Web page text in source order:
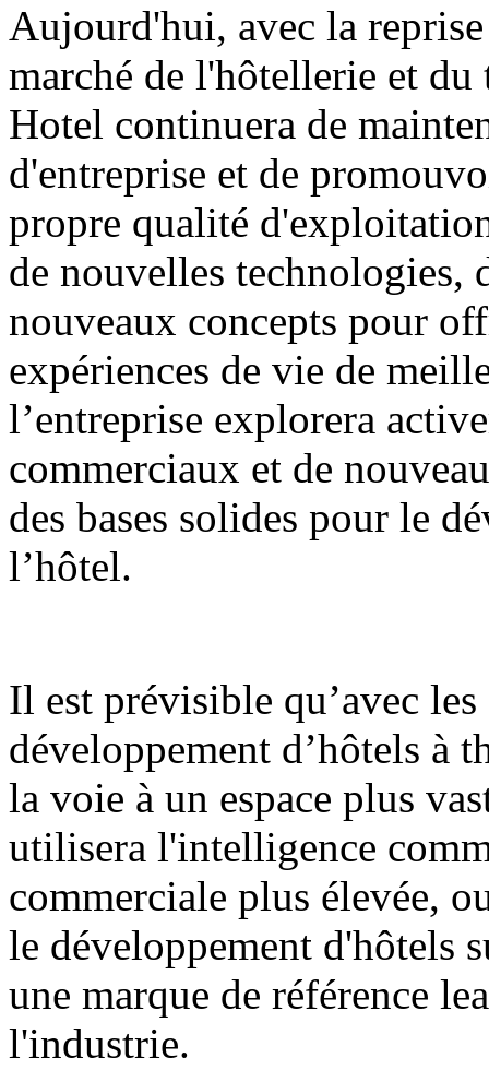
Aujourd'hui, avec la
marché de l'hôtellerie et
Hotel continuera de
d'entreprise et de
propre qualité
de nouvelles technologies,
nouveaux concepts pour
expériences de vie de
l’entreprise explorera
commerciaux et de
des bases solides pour le
l’hôtel.
Il est prévisible qu’avec
développement d’hôtels à
la voie à un espace plus
utilisera l'intelligence
commerciale plus élevée,
le développement d'hôtels
une marque de référence
l'industrie.